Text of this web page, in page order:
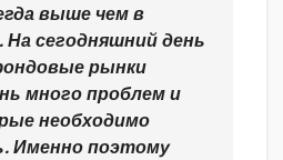
выше чем в
сегодняшний день
рынки
много проблем и
необходимо
Именно поэтому